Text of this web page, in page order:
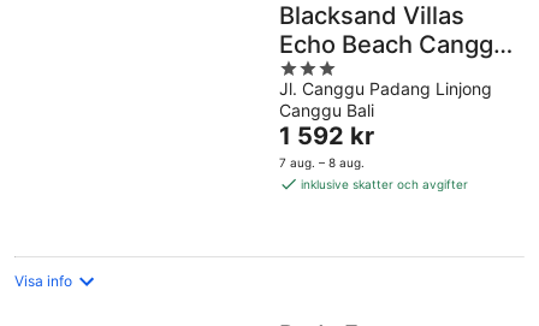
Blacksand Villas
Echo Beach Canggu,
by Sandara
3
out
of
5
Jl. Canggu Padang Linjong
Canggu Bali
Priset
är
1 592 kr
1 592 kr
7 aug. – 8 aug.
inklusive skatter och avgifter
Visa info